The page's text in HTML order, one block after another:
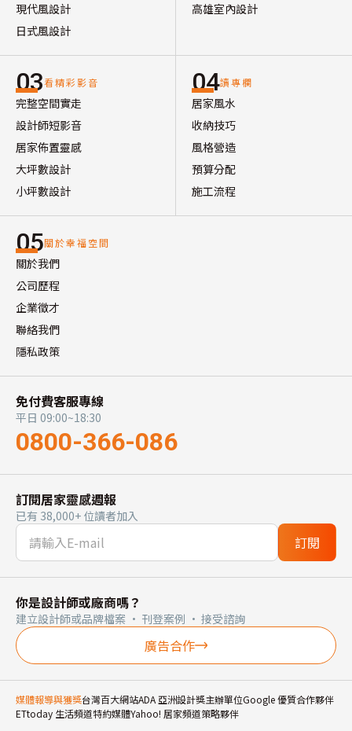
現代風設計
日式風設計
高雄室內設計
03看精彩影音
完整空間實走
設計師短影音
居家佈置靈感
大坪數設計
小坪數設計
04讀專欄
居家風水
收納技巧
風格營造
預算分配
施工流程
05關於幸福空間
關於我們
公司歷程
企業徵才
聯絡我們
隱私政策
免付費客服專線
平日 09:00~18:30
0800-366-086
訂閱居家靈感週報
已有 38,000+ 位讀者加入
訂閱
你是設計師或廠商嗎？
建立設計師或品牌檔案 · 刊登案例 · 接受諮詢
廣告合作
媒體報導與獲獎台灣百大網站ADA 亞洲設計獎主辦單位Google 優質合作夥伴
ETtoday 生活頻道特約媒體Yahoo! 居家頻道策略夥伴